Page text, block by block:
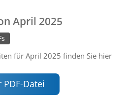
April 2025
für April 2025 finden Sie hier
PDF-Datei